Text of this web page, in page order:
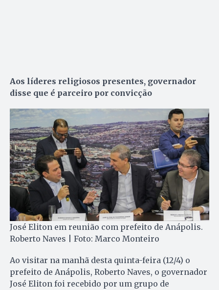
Aos líderes religiosos presentes, governador
disse que é parceiro por convicção
José Eliton em reunião com prefeito de Anápolis.
Roberto Naves | Foto: Marco Monteiro
Ao visitar na manhã desta quinta-feira (12/4) o
prefeito de Anápolis, Roberto Naves, o governador
José Eliton foi recebido por um grupo de